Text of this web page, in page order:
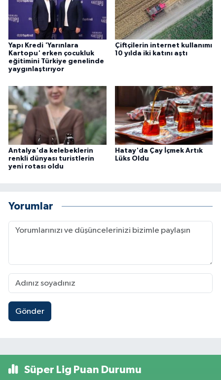
Yapı Kredi 'Yarınlara
Kartopu' erken çocukluk
eğitimini Türkiye genelinde
yaygınlaştırıyor
Çiftçilerin internet kullanımı
10 yılda iki katını aştı
Antalya'da kelebeklerin
renkli dünyası turistlerin
yeni rotası oldu
Hatay'da Çay İçmek Artık
Lüks Oldu
Yorumlar
Gönder
Süper Lig Puan Durumu